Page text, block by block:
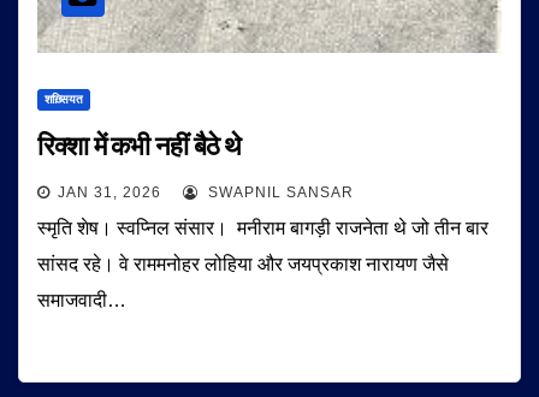
शख़्सियत
रिक्शा में कभी नहीं बैठे थे
JAN 31, 2026 SWAPNIL SANSAR
स्मृति शेष। स्वप्निल संसार। मनीराम बागड़ी राजनेता थे जो तीन बार
सांसद रहे। वे राममनोहर लोहिया और जयप्रकाश नारायण जैसे
समाजवादी…